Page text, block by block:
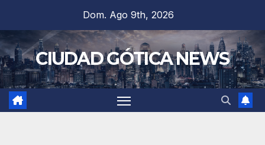
contenido
Dom. Ago 9th, 2026
CIUDAD GÓTICA NEWS